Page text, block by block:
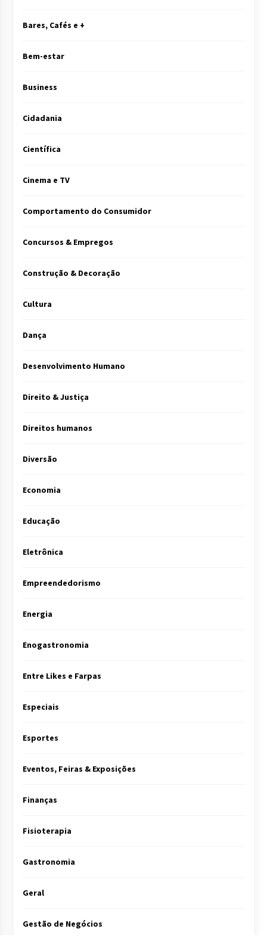
Bares, Cafés e +
Bem-estar
Business
Cidadania
Científica
Cinema e TV
Comportamento do Consumidor
Concursos & Empregos
Construção & Decoração
Cultura
Dança
Desenvolvimento Humano
Direito & Justiça
Direitos humanos
Diversão
Economia
Educação
Eletrônica
Empreendedorismo
Energia
Enogastronomia
Entre Likes e Farpas
Especiais
Esportes
Eventos, Feiras & Exposições
Finanças
Fisioterapia
Gastronomia
Geral
Gestão de Negócios